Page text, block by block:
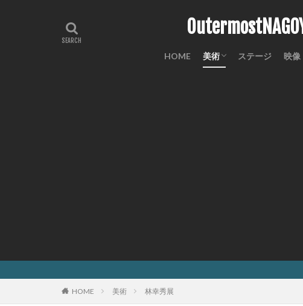
HOME 美術 ステージ 映像
HOME 美術 林幸秀展